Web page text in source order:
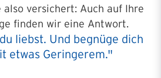
versichert: Auch auf Ihre
finden wir eine Antwort.
liebst. Und begnüge dich
etwas Geringerem."